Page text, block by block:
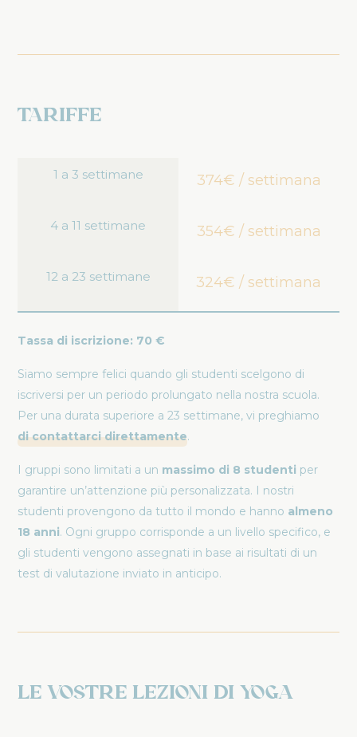
Tariffe
1 a 3 settimane 374€ / settimana
4 a 11 settimane 354€ / settimana
12 a 23 settimane 324€ / settimana
Tassa di iscrizione: 70 €
Siamo sempre felici quando gli studenti scelgono di
iscriversi per un periodo prolungato nella nostra scuola.
Per una durata superiore a 23 settimane, vi preghiamo
di contattarci direttamente.
I gruppi sono limitati a un massimo di 8 studenti per
garantire un’attenzione più personalizzata. I nostri
studenti provengono da tutto il mondo e hanno almeno
18 anni. Ogni gruppo corrisponde a un livello specifico, e
gli studenti vengono assegnati in base ai risultati di un
test di valutazione inviato in anticipo.
Le vostre lezioni di yoga